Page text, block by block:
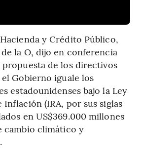
y Crédito Público,
la O, dijo en conferencia
propuesta de los directivos
Gobierno iguale los
estadounidenses bajo la Ley
Inflación (IRA, por sus siglas
en US$369.000 millones
cambio climático y